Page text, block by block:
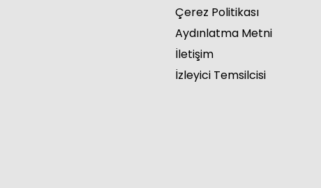
Çerez Politikası
Aydınlatma Metni
İletişim
İzleyici Temsilcisi